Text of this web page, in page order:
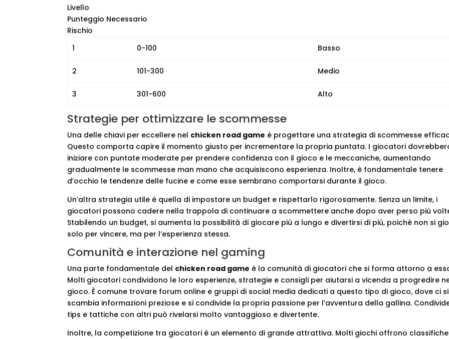
Livello
Punteggio Necessario
Rischio
1
0-100 Basso
2 101-300 Medio
3 301-600 Alto
Strategie per ottimizzare le scommesse
Una delle chiavi per eccellere nel chicken road game è progettare una strategia di scommesse
Questo comporta capire il momento giusto per incrementare la propria puntata. I giocatori
iniziare con puntate moderate per prendere confidenza con il gioco e le meccaniche, aumentando
gradualmente le scommesse man mano che acquisiscono esperienza. Inoltre, è fondamentale tenere
d’occhio le tendenze delle fucine e come esse sembrano comportarsi durante il gioco.
Un’altra strategia utile è quella di impostare un budget e rispettarlo rigorosamente. Senza un limite, i
giocatori possono cadere nella trappola di continuare a scommettere anche dopo aver perso più
Stabilendo un budget, si aumenta la possibilità di giocare più a lungo e divertirsi di più, poiché non si
solo per vincere, ma per l’esperienza stessa.
Comunità e interazione nel gaming
Una parte fondamentale del chicken road game è la comunità di giocatori che si forma attorno a
Molti giocatori condividono le loro esperienze, strategie e consigli per aiutarsi a vicenda a progredire
gioco. È comune trovare forum online e gruppi di social media dedicati a questo tipo di gioco, dove ci si
scambia informazioni preziose e si condivide la propria passione per l’avventura della gallina.
tips e tattiche con altri può rivelarsi molto vantaggioso e divertente.
Inoltre, la competizione tra giocatori è un elemento di grande attrattiva. Molti giochi offrono